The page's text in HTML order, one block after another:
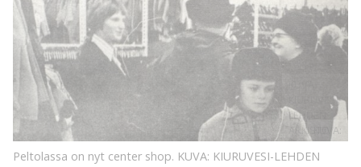
KUVA:
KIURUVESI-
LEHDEN
ARKISTO
Peltolassa on nyt center shop. KUVA: KIURUVESI-LEHDEN